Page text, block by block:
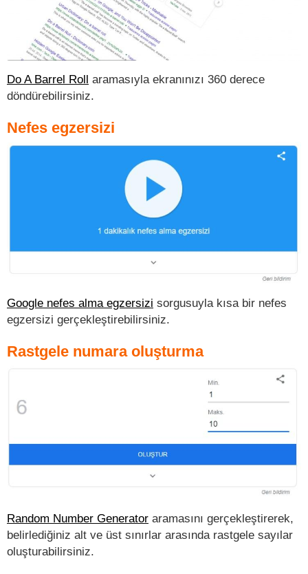
Do A Barrel Roll aramasıyla ekranınızı 360 derece
döndürebilirsiniz.
Nefes egzersizi
Google nefes alma egzersizi sorgusuyla kısa bir nefes
egzersizi gerçekleştirebilirsiniz.
Rastgele numara oluşturma
Random Number Generator aramasını gerçekleştirerek,
belirlediğiniz alt ve üst sınırlar arasında rastgele sayılar
oluşturabilirsiniz.